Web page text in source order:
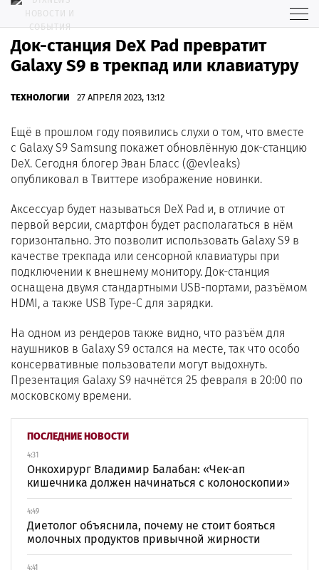
Док-станция DeX Pad превратит
Galaxy S9 в трекпад или клавиатуру
ТЕХНОЛОГИИ 27 АПРЕЛЯ 2023, 13:12
ПОСЛЕДНИЕ НОВОСТИ
4:31
Онкохирург Владимир Балабан: «Чек-ап
кишечника должен начинаться с колоноскопии»
4:49
Диетолог объяснила, почему не стоит бояться
молочных продуктов привычной жирности
4:41
Ещё в прошлом году появились слухи о том, что вместе
с Galaxy S9 Samsung покажет обновлённую док-станцию
DeX. Сегодня блогер Эван Бласс (@evleaks)
опубликовал в Твиттере изображение новинки.
Аксессуар будет называться DeX Pad и, в отличие от
первой версии, смартфон будет располагаться в нём
горизонтально. Это позволит использовать Galaxy S9 в
качестве трекпада или сенсорной клавиатуры при
подключении к внешнему монитору. Док-станция
оснащена двумя стандартными USB-портами, разъёмом
HDMI, а также USB Type-C для зарядки.
На одном из рендеров также видно, что разъём для
наушников в Galaxy S9 остался на месте, так что особо
консервативные пользователи могут выдохнуть.
Презентация Galaxy S9 начнётся 25 февраля в 20:00 по
московскому времени.